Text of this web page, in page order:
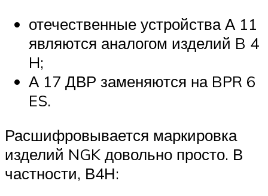
отечественные устройства А 11
являются аналогом изделий B 4
H;
А 17 ДВР заменяются на BPR 6
ES.
Расшифровывается маркировка
изделий NGK довольно просто. В
частности, В4Н: